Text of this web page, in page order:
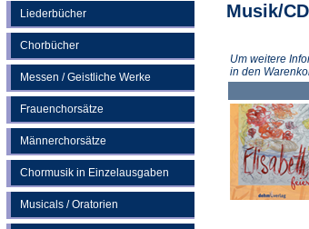
Liederbücher
Chorbücher
Messen / Geistliche Werke
Frauenchorsätze
Männerchorsätze
Chormusik in Einzelausgaben
Musicals / Oratorien
Musik/CD
Um weitere
in den